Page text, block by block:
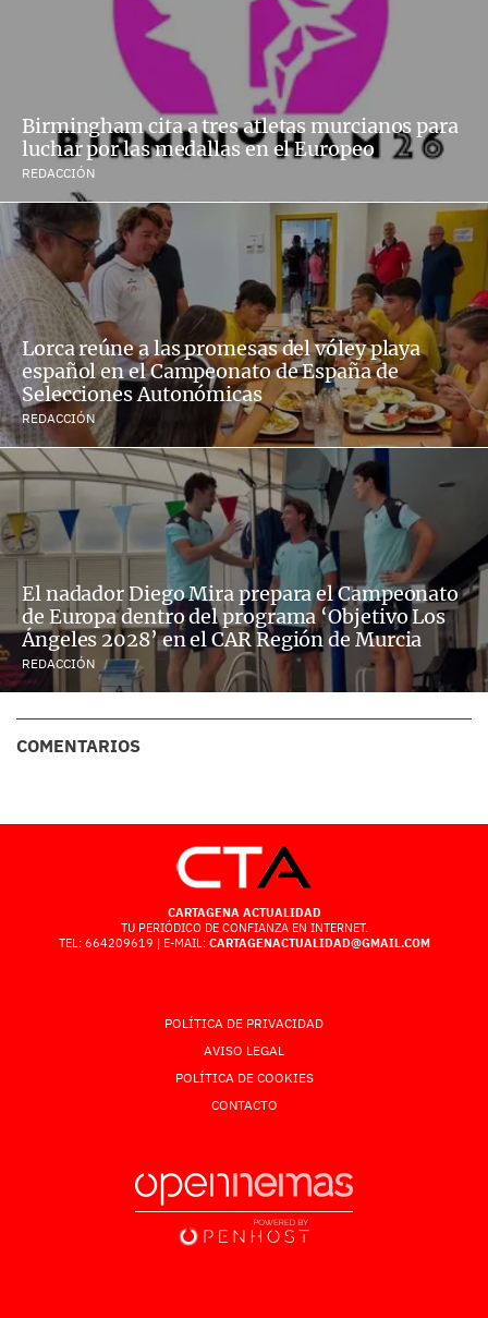
Birmingham cita a tres atletas murcianos para
luchar por las medallas en el Europeo
REDACCIÓN
Lorca reúne a las promesas del vóley playa
español en el Campeonato de España de
Selecciones Autonómicas
REDACCIÓN
El nadador Diego Mira prepara el Campeonato
de Europa dentro del programa ‘Objetivo Los
Ángeles 2028’ en el CAR Región de Murcia
REDACCIÓN
COMENTARIOS
CARTAGENA ACTUALIDAD
TU PERIÓDICO DE CONFIANZA EN INTERNET.
TEL: 664209619 | E-MAIL: CARTAGENACTUALIDAD@GMAIL.COM
POLÍTICA DE PRIVACIDAD
AVISO LEGAL
POLÍTICA DE COOKIES
CONTACTO